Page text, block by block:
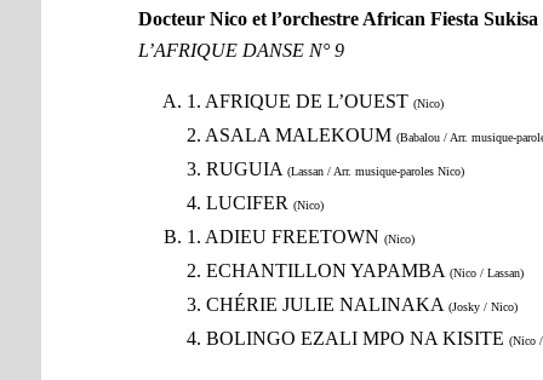
Docteur Nico et l’orchestre African Fiesta Sukisa
L’AFRIQUE DANSE N° 9
1. AFRIQUE DE L’OUEST (Nico)
2. ASALA MALEKOUM (Babalou / Arr. musique-
3. RUGUIA (Lassan / Arr. musique-paroles Nico)
4. LUCIFER (Nico)
1. ADIEU FREETOWN (Nico)
2. ECHANTILLON YAPAMBA (Nico / Lassan)
3. CHÉRIE JULIE NALINAKA (Josky / Nico)
4. BOLINGO EZALI MPO NA KISITE (Nico